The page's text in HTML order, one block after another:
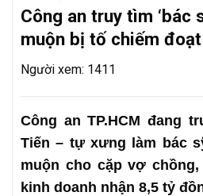
Công an truy tìm ‘bác
muộn bị tố chiếm
Người xem: 1411
Công an TP.HCM đang
Tiến – tự xưng làm bác
muộn cho cặp vợ
kinh doanh nhận 8,5 tỷ